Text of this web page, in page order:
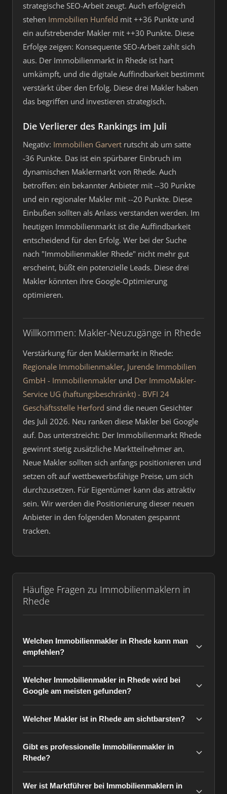
strategische SEO-Arbeit zeugt. Auch erfolgreich
stehen Immobilien Hunfeld mit ++36 Punkte und
ein aufstrebender Makler mit ++30 Punkte. Diese
Erfolge zeigen: Konsequente SEO-Arbeit zahlt sich
aus. Der Immobilienmarkt in Rhede ist hart
umkämpft, und die digitale Auffindbarkeit bestimmt
verstärkt über den Erfolg. Diese drei Makler haben
das begriffen und investieren strategisch.
Die Verlierer des Rankings im Juli
Negativ: Immobilien Garvert rutscht ab um satte
-36 Punkte. Das ist ein spürbarer Einbruch im
dynamischen Maklermarkt von Rhede. Auch
betroffen: ein bekannter Anbieter mit --30 Punkte
und ein regionaler Makler mit --20 Punkte. Diese
Einbußen sollten als Anlass verstanden werden. Im
heutigen Immobilienmarkt ist die Auffindbarkeit
entscheidend für den Erfolg. Wer bei der Suche
nach "Immobilienmakler Rhede" nicht mehr gut
erscheint, büßt ein potenzielle Leads. Diese drei
Makler könnten ihre Google-Optimierung
optimieren.
Willkommen: Makler-Neuzugänge in Rhede
Verstärkung für den Maklermarkt in Rhede:
Regionale Immobilienmakler, Jurende Immobilien
GmbH - Immobilienmakler und Der ImmoMakler-
Service UG (haftungsbeschränkt) - BVFI 24
Geschäftsstelle Herford sind die neuen Gesichter
des Juli 2026. Neu ranken diese Makler bei Google
auf. Das unterstreicht: Der Immobilienmarkt Rhede
gewinnt stetig zusätzliche Marktteilnehmer an.
Neue Makler sollten sich anfangs positionieren und
setzen oft auf wettbewerbsfähige Preise, um sich
durchzusetzen. Für Eigentümer kann das attraktiv
sein. Wir werden die Positionierung dieser neuen
Anbieter in den folgenden Monaten gespannt
tracken.
Häufige Fragen zu Immobilienmaklern in
Rhede
Welchen Immobilienmakler in Rhede kann man
empfehlen?
Welcher Immobilienmakler in Rhede wird bei
Google am meisten gefunden?
Welcher Makler ist in Rhede am sichtbarsten?
Gibt es professionelle Immobilienmakler in
Rhede?
Wer ist Marktführer bei Immobilienmaklern in